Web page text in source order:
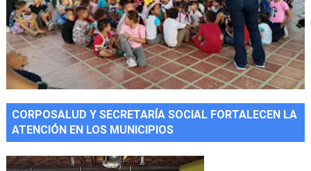
CORPOSALUD Y SECRETARÍA SOCIAL FORTALECEN LA
ATENCIÓN EN LOS MUNICIPIOS